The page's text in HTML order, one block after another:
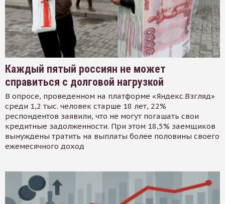
Каждый пятый россиян не может
справиться с долговой нагрузкой
В опросе, проведенном на платформе «Яндекс.Взгляд»
среди 1,2 тыс. человек старше 18 лет, 22%
респондентов заявили, что не могут погашать свои
кредитные задолженности. При этом 18,5% заемщиков
вынуждены тратить на выплаты более половины своего
ежемесячного доход